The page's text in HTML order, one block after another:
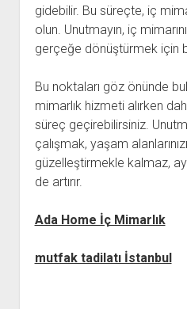
gidebilir. Bu süreçte, iç
olun. Unutmayın, iç
gerçeğe dönüştürmek için
Bu noktaları göz önünde
mimarlık hizmeti alırken
süreç geçirebilirsiniz.
çalışmak, yaşam
güzelleştirmekle kalmaz,
de artırır.
Ada Home İç Mimarlık
mutfak tadilatı İstanbul